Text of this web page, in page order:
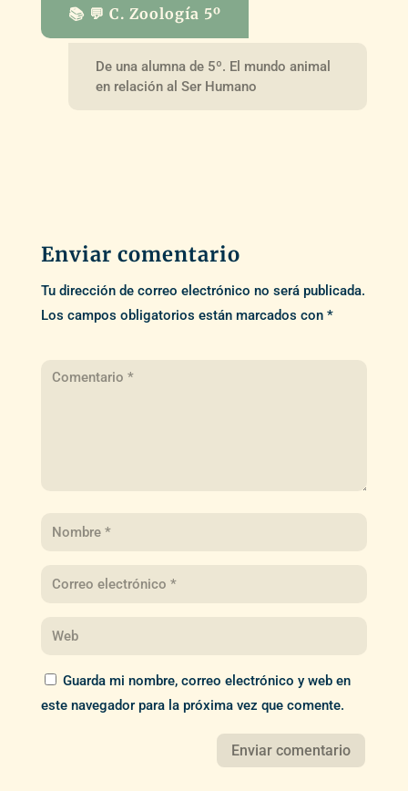
📚 💬 C. Zoología 5º
De una alumna de 5º. El mundo animal
en relación al Ser Humano
Enviar comentario
Tu dirección de correo electrónico no será publicada.
Los campos obligatorios están marcados con *
Guarda mi nombre, correo electrónico y web en
este navegador para la próxima vez que comente.